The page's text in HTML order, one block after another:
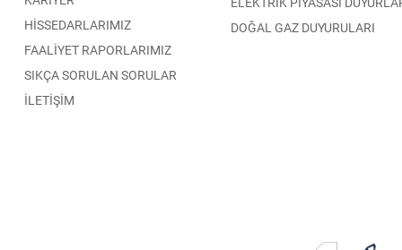
HİSSEDARLARIMIZ
FAALİYET RAPORLARIMIZ
SIKÇA SORULAN SORULAR
İLETİŞİM
DOĞAL GAZ DUYURULARI